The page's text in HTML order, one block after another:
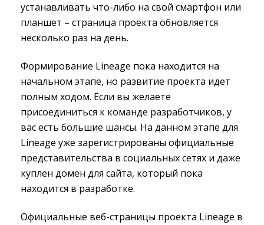
устанавливать что-либо на свой смартфон или
планшет – страница проекта обновляется
несколько раз на день.
Формирование Lineage пока находится на
начальном этапе, но развитие проекта идет
полным ходом. Если вы желаете
присоединиться к команде разработчиков, у
вас есть большие шансы. На данном этапе для
Lineage уже зарегистрированы официальные
представительства в социальных сетях и даже
куплен домен для сайта, который пока
находится в разработке.
Официальные веб-страницы проекта Lineage в